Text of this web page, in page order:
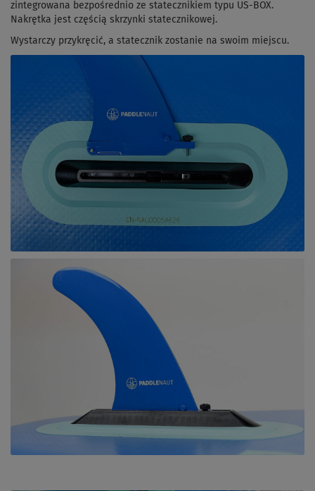
zintegrowana bezpośrednio ze statecznikiem typu US-BOX.
Nakrętka jest częścią skrzynki statecznikowej.
Wystarczy przykręcić, a statecznik zostanie na swoim miejscu.